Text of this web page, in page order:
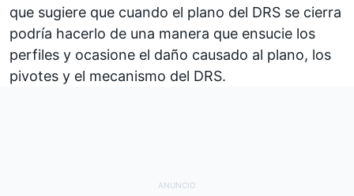
que sugiere que cuando el plano del DRS se cierra
podría hacerlo de una manera que ensucie los
perfiles y ocasione el daño causado al plano, los
pivotes y el mecanismo del DRS.